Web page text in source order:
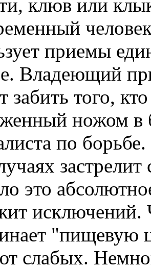
клюв или
приемы
Владеющий
забить того,
ножом в
по
это
исключений.
"пищевую
слабых.